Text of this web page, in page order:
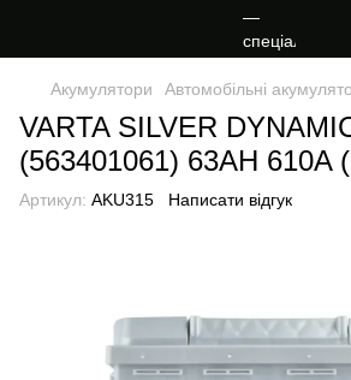
Акумулятори Автомобільні
VARTA SILVER
(563401061) 63AH 610A
Артикул: AKU315 Написати відгук